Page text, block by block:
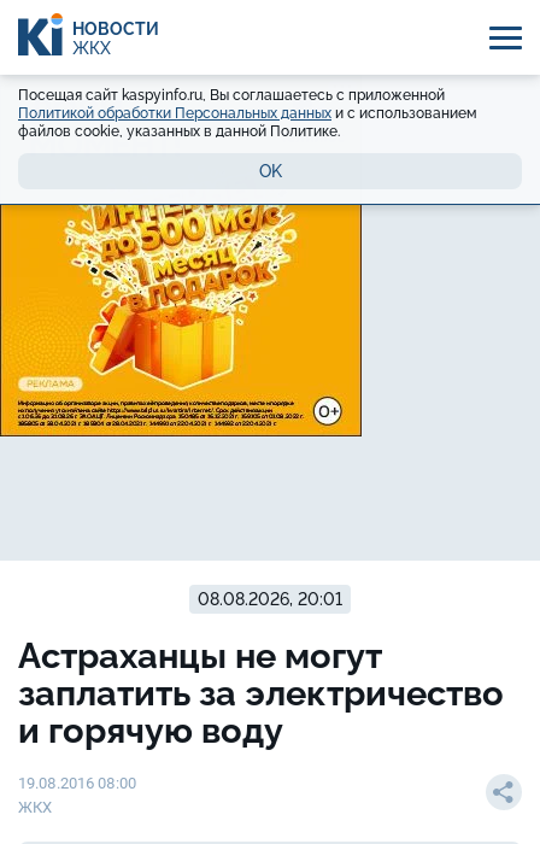
НОВОСТИ
ЖКХ
Посещая сайт kaspyinfo.ru, Вы соглашаетесь с приложенной
Политикой обработки Персональных данных и с использованием
файлов cookie, указанных в данной Политике.
OK
08.08.2026, 20:01
Астраханцы не могут
заплатить за электричество
и горячую воду
19.08.2016 08:00
ЖКХ